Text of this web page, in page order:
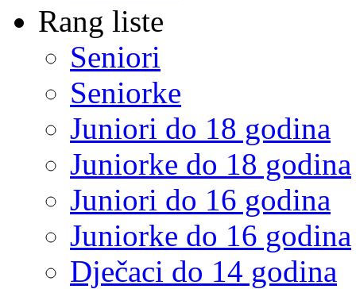
Rang liste
Seniori
Seniorke
Juniori do 18 godina
Juniorke do 18 godina
Juniori do 16 godina
Juniorke do 16 godina
Dječaci do 14 godina